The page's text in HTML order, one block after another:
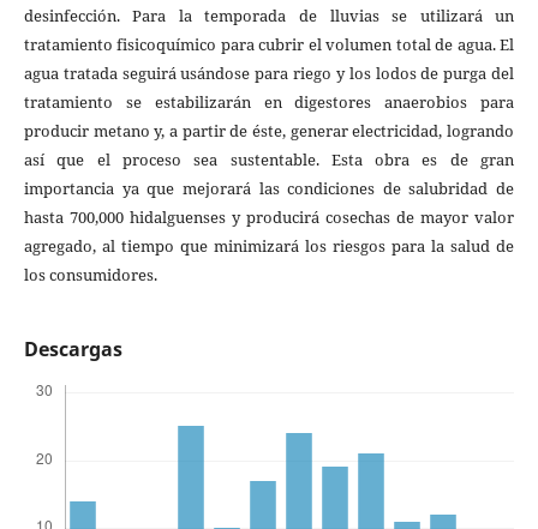
desinfección. Para la temporada de lluvias se utilizará un
tratamiento fisicoquímico para cubrir el volumen total de agua. El
agua tratada seguirá usándose para riego y los lodos de purga del
tratamiento se estabilizarán en digestores anaerobios para
producir metano y, a partir de éste, generar electricidad, logrando
así que el proceso sea sustentable. Esta obra es de gran
importancia ya que mejorará las condiciones de salubridad de
hasta 700,000 hidalguenses y producirá cosechas de mayor valor
agregado, al tiempo que minimizará los riesgos para la salud de
los consumidores.
Descargas